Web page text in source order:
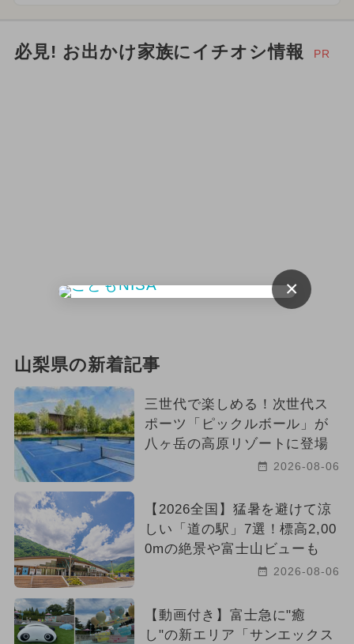
必見! お出かけ家族にイチオシ情報 PR
山梨県の新着記事
三世代で楽しめる！次世代ス
ポーツ「ピックルボール」が
八ヶ岳の高原リゾートに登場
2026-08-06
【2026全国】猛暑を避けて涼
しい「道の駅」7選！標高2,00
0mの絶景や富士山ビューも
2026-08-06
【動画付き】富士急に"癒
し"の新エリア「サンエックス
×